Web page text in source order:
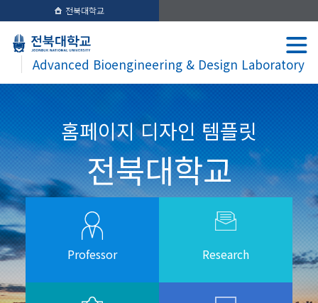
전북대학교
Advanced Bioengineering & Design Laboratory
홈페이지 디자인 템플릿
전북대학교
Professor Research